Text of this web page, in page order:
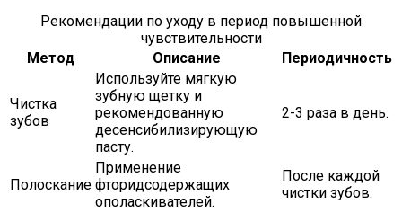
Рекомендации по уходу в период повышенной
чувствительности
Метод
Описание Периодичность
Чистка
зубов
Используйте мягкую
зубную щетку и
рекомендованную
десенсибилизирующую
пасту.
2-3 раза в день.
Полоскание
Применение
фторидсодержащих
ополаскивателей.
После каждой
чистки зубов.